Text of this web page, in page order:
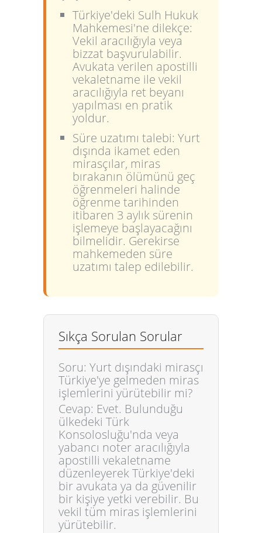
Türkiye'deki Sulh Hukuk
Mahkemesi'ne dilekçe:
Vekil aracılığıyla veya
bizzat başvurulabilir.
Avukata verilen apostilli
vekaletname ile vekil
aracılığıyla ret beyanı
yapılması en pratik
yoldur.
Süre uzatımı talebi: Yurt
dışında ikamet eden
mirasçılar, miras
bırakanın ölümünü geç
öğrenmeleri halinde
öğrenme tarihinden
itibaren 3 aylık sürenin
işlemeye başlayacağını
bilmelidir. Gerekirse
mahkemeden süre
uzatımı talep edilebilir.
Sıkça Sorulan Sorular
Soru: Yurt dışındaki mirasçı
Türkiye'ye gelmeden miras
işlemlerini yürütebilir mi?
Cevap: Evet. Bulunduğu
ülkedeki Türk
Konsolosluğu'nda veya
yabancı noter aracılığıyla
apostilli vekaletname
düzenleyerek Türkiye'deki
bir avukata ya da güvenilir
bir kişiye yetki verebilir. Bu
vekil tüm miras işlemlerini
yürütebilir.